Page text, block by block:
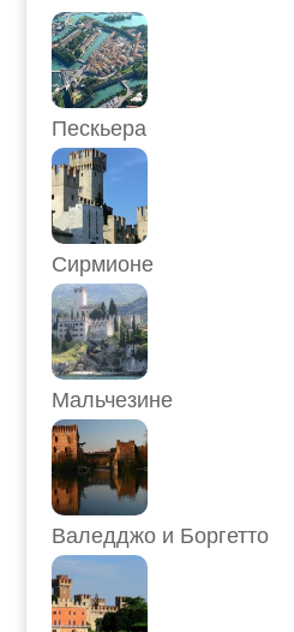
Пескьера
Сирмионе
Мальчезине
Валедджо и Боргетто